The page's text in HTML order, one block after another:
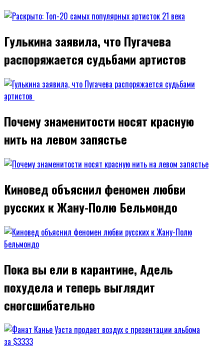
Гулькина заявила, что Пугачева
распоряжается судьбами артистов
Почему знаменитости носят красную
нить на левом запястье
Киновед объяснил феномен любви
русских к Жану-Полю Бельмондо
Пока вы ели в карантине, Адель
похудела и теперь выглядит
сногсшибательно